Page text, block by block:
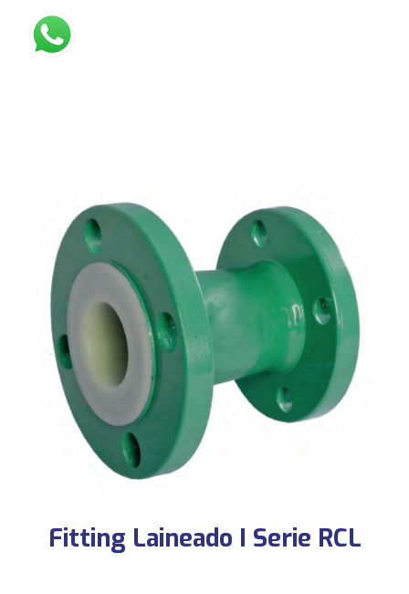
Fitting Laineado I Serie RCL